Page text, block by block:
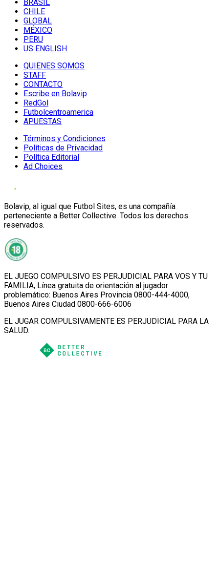
BRASIL
CHILE
GLOBAL
MÉXICO
PERU
US ENGLISH
QUIENES SOMOS
STAFF
CONTACTO
Escribe en Bolavip
RedGol
Futbolcentroamerica
APUESTAS
Términos y Condiciones
Políticas de Privacidad
Política Editorial
Ad Choices
Bolavip, al igual que Futbol Sites, es una compañía
perteneciente a Better Collective. Todos los derechos
reservados.
EL JUEGO COMPULSIVO ES PERJUDICIAL PARA VOS Y TU
FAMILIA, Línea gratuita de orientación al jugador
problemático: Buenos Aires Provincia 0800-444-4000,
Buenos Aires Ciudad 0800-666-6006
EL JUGAR COMPULSIVAMENTE ES PERJUDICIAL PARA LA
SALUD.